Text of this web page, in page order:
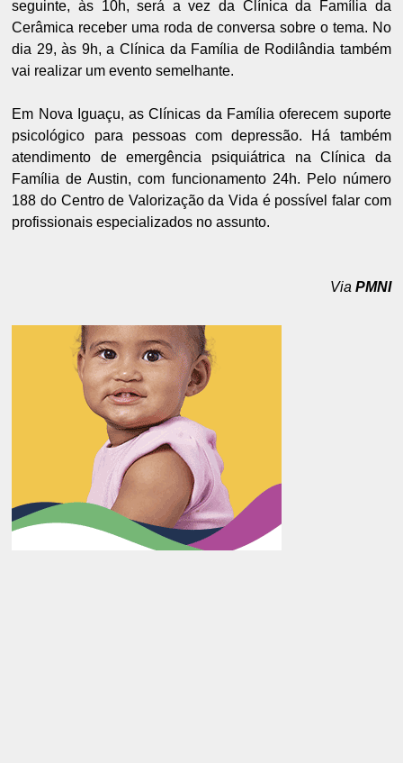
seguinte, às 10h, será a vez da Clínica da Família da
Cerâmica receber uma roda de conversa sobre o tema. No
dia 29, às 9h, a Clínica da Família de Rodilândia também
vai realizar um evento semelhante.
Em Nova Iguaçu, as Clínicas da Família oferecem suporte
psicológico para pessoas com depressão. Há também
atendimento de emergência psiquiátrica na Clínica da
Família de Austin, com funcionamento 24h. Pelo número
188 do Centro de Valorização da Vida é possível falar com
profissionais especializados no assunto.
Via PMNI